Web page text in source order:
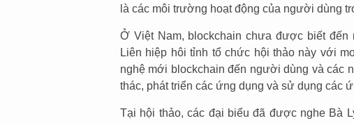
là các môi trường hoạt động của người dùng
Ở Việt Nam, blockchain chưa được biết
Liên hiệp hôi tỉnh tổ chức hội thảo này với
nghệ mới blockchain đến người dùng và các
thác, phát triển các ứng dụng và sử dụng các
Tại hội thảo, các đại biểu đã được nghe Bà